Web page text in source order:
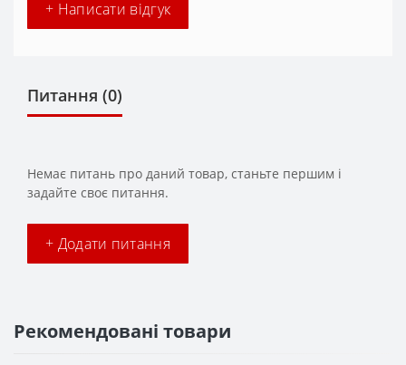
+ Написати відгук
Питання (0)
Немає питань про даний товар, станьте першим і
задайте своє питання.
+ Додати питання
Рекомендовані товари